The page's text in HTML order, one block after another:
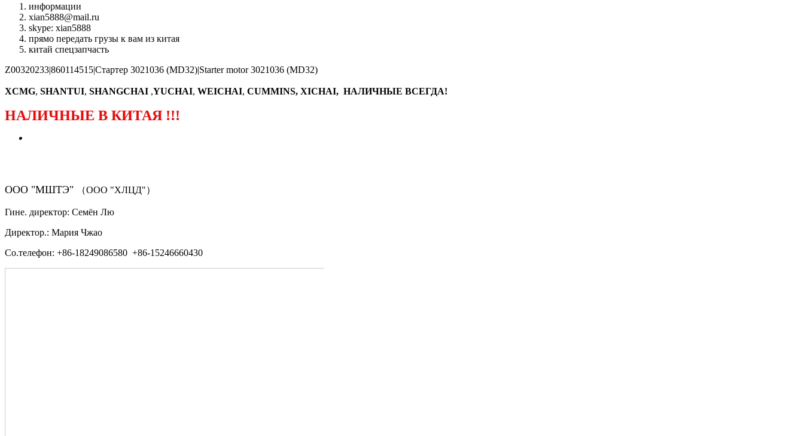
информации
xian5888@mail.ru
skype: xian5888
прямо передать грузы к вам из китая
китай спецзапчасть
Z00320233|860114515|Стартер 3021036 (MD32)|Starter motor 3021036 (MD32)
XCMG, SHANTUI, SHANGCHAI ,YUCHAI, WEICHAI, CUMMINS, XICHAI, НАЛИЧНЫЕ ВСЕГДА!
НАЛИЧНЫЕ В КИТАЯ !!!
（ФОРМА ЗАКАЗА ЗАПЧАСТЕЙ)
ООО "МШТЭ" （ООО "ХЛЦД"）
Гине. директор: Семён Лю
Директор.: Мария Чжао
Со.телефон: +86-18249086580 +86-15246660430